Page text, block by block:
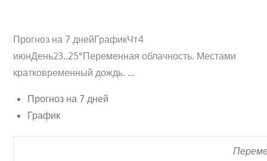
Прогноз на 7 днейГрафикЧт4
июнДень23..25°Переменная облачность. Местами
кратковременный дождь. …
Прогноз на 7 дней
График